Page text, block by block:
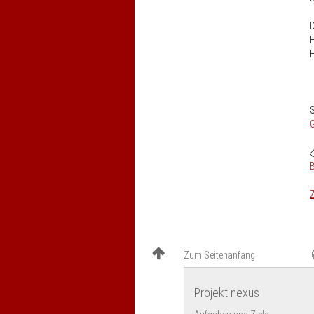
Zum Seitenanfang
Projekt nexus